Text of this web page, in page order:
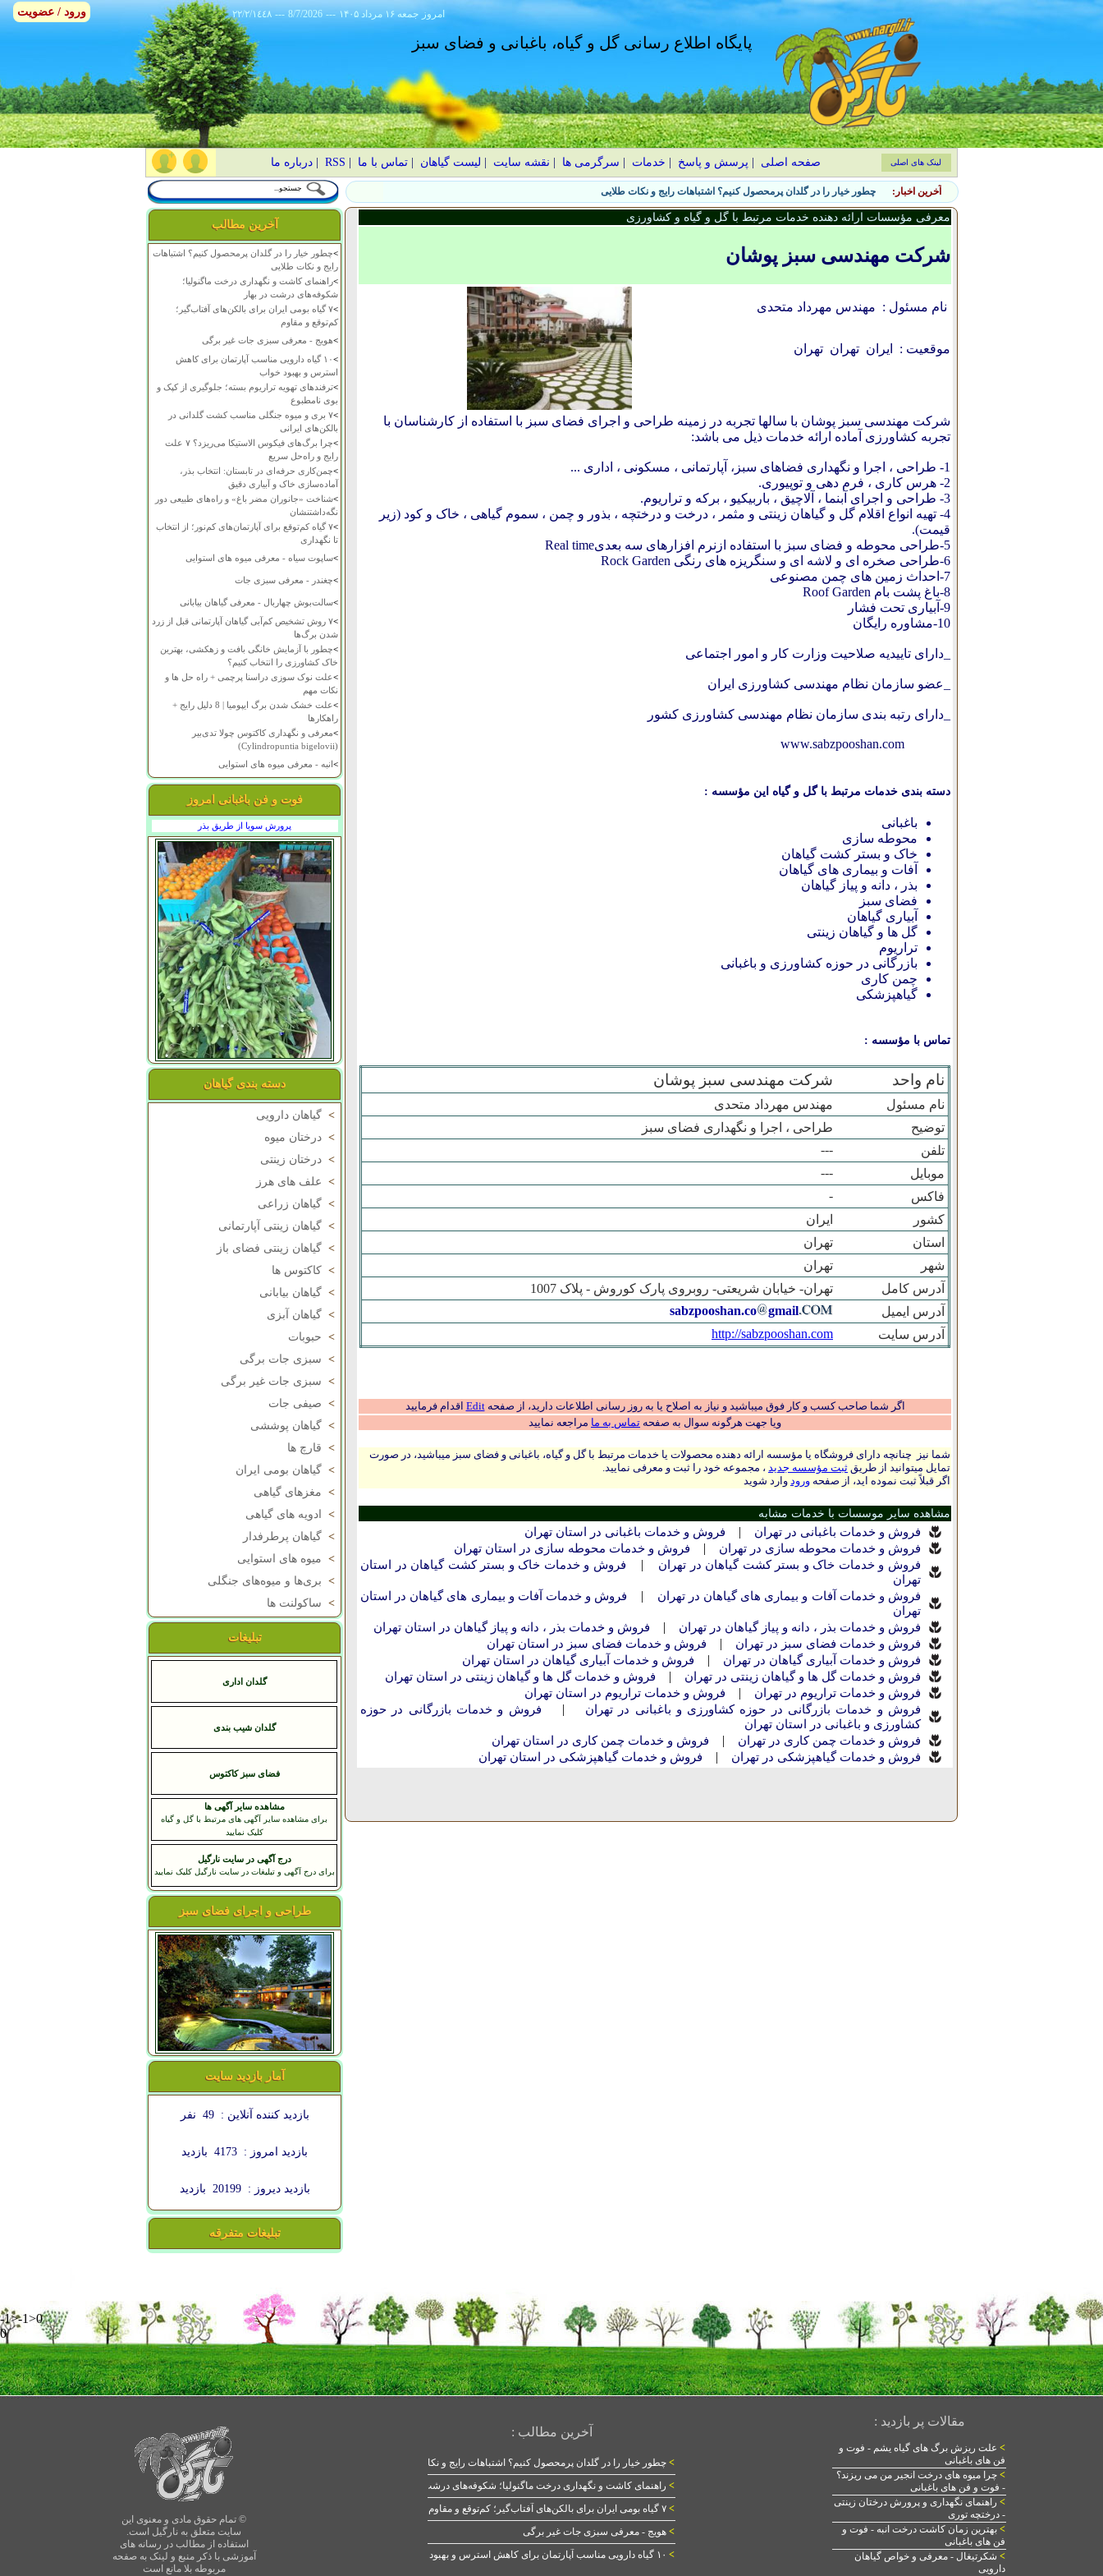
٢٢/٢/١٤٤٨ --- 8/7/2026 --- ۱۴۰۵ جمعه ۱۶ مرداد امروز
پایگاه اطلاع رسانی گل و گیاه، باغبانی و فضای سبز
صفحه اصلی پرسش و پاسخ خدمات سرگرمی ها نقشه سایت لیست گیاهان |تماس با ما RSS
|درباره ما لینک های اصلی
آخرین اخبار: چطور خیار را در گلدان پرمحصول کنیم؟ اشتباهات رایج و نکات طلایی
آخرین مطالب
>چطور خیار را در گلدان پرمحصول کنیم؟ اشتباهات
رایج و نکات طلایی
>راهنمای کاشت و نگهداری درخت ماگنولیا؛
شکوفه‌های درشت در بهار
>
۷ گیاه بومی ایران برای بالکن‌های آفتاب‌گیر؛
کم‌توقع و مقاوم
>هویج - معرفی سبزی جات غیر برگی
>
۱۰ گیاه دارویی مناسب آپارتمان برای کاهش
استرس و بهبود خواب
>ترفندهای تهویه تراریوم بسته؛ جلوگیری از کپک و
بوی نامطبوع
>
۷ بری و میوه جنگلی مناسب کشت گلدانی در
بالکن‌های ایرانی
>
چرا برگ‌های فیکوس الاستیکا می‌ریزد؟ ۷ علت
رایج و راه‌حل سریع
>چمن‌کاری حرفه‌ای در تابستان: انتخاب بذر،
آماده‌سازی خاک و آبیاری دقیق
>شناخت «جانوران مضر باغ» و راه‌های طبیعی دور
نگه‌داشتنشان
>
۷ گیاه کم‌توقع برای آپارتمان‌های کم‌نور؛ از انتخاب
تا نگهداری
>ساپوت سیاه - معرفی میوه های استوایی
>چغندر - معرفی سبزی جات
>سالت‌بوش چهاربال - معرفی گیاهان بیابانی
>
۷ روش تشخیص کم‌آبی گیاهان آپارتمانی قبل از زرد
شدن برگ‌ها
>چطور با آزمایش خانگی بافت و زهکشی، بهترین
خاک کشاورزی را انتخاب کنیم؟
>علت نوک سوزی دراسنا پرچمی + راه حل ها و
نکات مهم
>
علت خشک شدن برگ ایپومیا | 8 دلیل رایج +
راهکارها
>معرفی و نگهداری کاکتوس چولا تدی‌بیر
(Cylindropuntia bigelovii)
>انبه - معرفی میوه های استوایی
فوت و فن باغبانی امروز
پرورش سویا از طریق بذر
دسته بندی گیاهان
> گیاهان دارویی
> درختان میوه
> درختان زینتی
> علف های هرز
> گیاهان زراعی
> گیاهان زینتی آپارتمانی
> گیاهان زینتی فضای باز
> کاکتوس ها
> گیاهان بیابانی
> گیاهان آبزی
> حبوبات
> سبزی جات برگی
> سبزی جات غیر برگی
> صیفی جات
> گیاهان پوششی
> قارچ ها
> گیاهان بومی ایران
> مغزهای گیاهی
>
ادویه های گیاهی
> گیاهان پرطرفدار
> میوه های استوایی
> بری‌ها و میوه‌های جنگلی
> ساکولنت ها
تبلیغات
گلدان اداری
گلدان شیب بندی
فضای سبز کاکتوس
مشاهده سایر آگهی ها
برای مشاهده سایر آگهی های مرتبط با گل و گیاه
کلیک نمایید
درج آگهی در سایت نارگیل
برای درج آگهی و تبلیغات در سایت نارگیل کلیک نمایید
طراحی و اجرای فضای سبز
آمار بازدید سایت
بازدید کننده آنلاین : 49 نفر
بازدید امروز : 4173 بازدید
بازدید دیروز : 20199 بازدید
تبلیغات متفرقه
معرفی مؤسسات ارائه دهنده خدمات مرتبط با گل و گیاه و کشاورزی
شرکت مهندسی سبز پوشان
نام مسئول : مهندس مهرداد متحدی
موقعیت : ایران تهران تهران
شرکت مهندسی سبز پوشان با سالها تجربه در زمینه طراحی و اجرای فضای سبز با استفاده از کارشناسان با
تجربه کشاورزی آماده ارائه خدمات ذیل می باشد:
1- طراحی ، اجرا و نگهداری فضاهای سبز، آپارتمانی ، مسکونی ، اداری ...
2- هرس کاری ، فرم دهی و توپیوری.
3- طراحی و اجرای آبنما ، آلاچیق ، باربیکیو ، برکه و تراریوم.
4- تهیه انواع اقلام گل و گیاهان زینتی و مثمر ، درخت و درختچه ، بذور و چمن ، سموم گیاهی ،
خاک و کود (زیر
قیمت).
5-طراحی محوطه و فضای سبز با استفاده ازنرم افزارهای سه بعدیReal time
6-طراحی صخره ای و لاشه ای و سنگریزه های رنگی Rock Garden
7-احداث زمین های چمن مصنوعی
8-باغ پشت بام Roof Garden
9-آبیاری تحت فشار
10-مشاوره رایگان
_دارای تاییدیه صلاحیت وزارت کار و امور اجتماعی
_عضو سازمان نظام مهندسی کشاورزی ایران
_دارای رتبه بندی سازمان نظام مهندسی کشاورزی کشور
دسته بندی خدمات مرتبط با گل و گیاه این مؤسسه :
باغبانی
محوطه سازی
خاک و بستر کشت گیاهان
آفات و بیماری های گیاهان
بذر ، دانه و پیاز گیاهان
فضای سبز
آبیاری گیاهان
گل ها و گیاهان زینتی
تراریوم
بازرگانی در حوزه كشاورزی و باغبانی
چمن کاری
گیاهپزشکی
تماس با مؤسسه :
نام واحد شرکت مهندسی سبز پوشان
نام مسئول
مهندس مهرداد متحدی
توضیح
طراحی ، اجرا و نگهداری فضای سبز
تلفن
---
موبایل
---
فاکس
-
کشور
ایران
استان
تهران
شهر
تهران
آدرس کامل
تهران- خیابان شریعتی- روبروی پارک کوروش - پلاک 1007
آدرس ایمیل
sabzpooshan.co
gmail
آدرس سایت
http://sabzpooshan.com
اگر شما صاحب کسب و کار فوق میباشید و نیاز به اصلاح یا به روز رسانی اطلاعات دارید، از صفحهEdit اقدام فرمایید
ویا جهت هرگونه سوال به صفحه تماس به ما مراجعه نمایید
شما نیز چنانچه دارای فروشگاه یا مؤسسه ارائه دهنده محصولات یا خدمات مرتبط با گل و گیاه، باغبانی و فضای سبز میباشید، در صورت
تمایل میتوانید از طریق ثبت مؤسسه جدید ، مجموعه خود را ثبت و معرفی نمایید.
اگر قبلاً ثبت نموده اید، از صفحه ورود وارد شوید
مشاهده سایر موسسات با خدمات مشابه
فروش و خدمات باغبانی در تهران | فروش و خدمات باغبانی در استان تهران
فروش و خدمات محوطه سازی در تهران | فروش و خدمات محوطه سازی در استان تهران
فروش و خدمات خاک و بستر کشت گیاهان در تهران | فروش و خدمات خاک و بستر کشت گیاهان در استان
تهران
فروش و خدمات آفات و بیماری های گیاهان در تهران
|
فروش و خدمات آفات و بیماری های گیاهان در استان
تهران
فروش و خدمات بذر ، دانه و پیاز گیاهان در تهران | فروش و خدمات بذر ، دانه و پیاز گیاهان در استان تهران
فروش و خدمات فضای سبز در تهران | فروش و خدمات فضای سبز در استان تهران
فروش و خدمات آبیاری گیاهان در تهران | فروش و خدمات آبیاری گیاهان در استان تهران
فروش و خدمات گل ها و گیاهان زینتی در تهران | فروش و خدمات گل ها و گیاهان زینتی در استان تهران
فروش و خدمات تراریوم در تهران | فروش و خدمات تراریوم در استان تهران
فروش و خدمات بازرگانی در حوزه كشاورزی و باغبانی در تهران | فروش و خدمات بازرگانی در حوزه
كشاورزی و باغبانی در استان تهران
فروش و خدمات چمن کاری در تهران | فروش و خدمات چمن کاری در استان تهران
فروش و خدمات گیاهپزشکی در تهران | فروش و خدمات گیاهپزشکی در استان تهران
-1>-1>0
0
© تمام حقوق مادی و معنوی این
سایت متعلق به نارگیل است.
استفاده از مطالب در رسانه های
آموزشی با ذکر منبع و لینک به صفحه
مربوطه بلا مانع است
آخرین مطالب :
> چطور خیار را در گلدان پرمحصول کنیم؟ اشتباهات رایج و نکات طلایی
> راهنمای کاشت و نگهداری درخت ماگنولیا؛ شکوفه‌های درشت در بهار
> ۷ گیاه بومی ایران برای بالکن‌های آفتاب‌گیر؛ کم‌توقع و مقاوم
> هویج - معرفی سبزی جات غیر برگی
> ۱۰ گیاه دارویی مناسب آپارتمان برای کاهش استرس و بهبود خواب
مقالات پر بازدید :
> علت ریزش برگ های گیاه یشم - فوت و
فن های باغبانی
> چرا میوه های درخت انجیر من می ریزند؟
- فوت و فن های باغبانی
> راهنمای نگهداری و پرورش درختان زینتی
- درختچه توری
> بهترین زمان کاشت درخت انبه - فوت و
فن های باغبانی
> شکرتیغال - معرفی و خواص گیاهان
دارویی
ورود / عضویت